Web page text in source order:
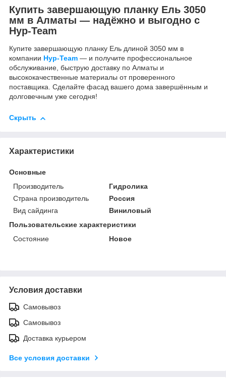
Купить завершающую планку Ель 3050
мм в Алматы — надёжно и выгодно с
Нур-Team
Купите завершающую планку Ель длиной 3050 мм в
компании Нур-Team — и получите профессиональное
обслуживание, быструю доставку по Алматы и
высококачественные материалы от проверенного
поставщика. Сделайте фасад вашего дома завершённым и
долговечным уже сегодня!
Скрыть
Характеристики
Основные
Производитель
Гидролика
Страна производитель
Россия
Вид сайдинга
Виниловый
Пользовательские характеристики
Состояние
Новое
Условия доставки
Самовывоз
Самовывоз
Доставка курьером
Все условия доставки